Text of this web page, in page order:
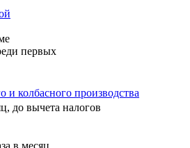
первых
и колбасного производства
до вычета налогов